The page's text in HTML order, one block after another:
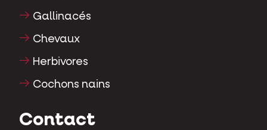
Gallinacés
Chevaux
Herbivores
Cochons nains
Contact